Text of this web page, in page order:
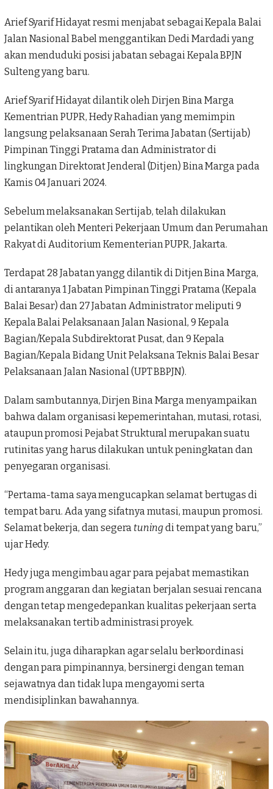
Arief Syarif Hidayat resmi menjabat sebagai Kepala Balai
Jalan Nasional Babel menggantikan Dedi Mardadi yang
akan menduduki posisi jabatan sebagai KepalaBPJN
Sultengyang baru.
Arief Syarif Hidayat dilantik oleh Dirjen Bina Marga
Kementrian PUPR, Hedy Rahadian yang memimpin
langsung pelaksanaan Serah Terima Jabatan (Sertijab)
Pimpinan Tinggi Pratama dan Administrator di
lingkungan Direktorat Jenderal (Ditjen) Bina Marga pada
Kamis 04 Januari 2024.
Sebelum melaksanakan Sertijab, telah dilakukan
pelantikan oleh Menteri Pekerjaan Umum dan Perumahan
Rakyat di Auditorium Kementerian PUPR, Jakarta.
Terdapat 28 Jabatan yangg dilantik di Ditjen Bina Marga,
di antaranya 1 Jabatan Pimpinan Tinggi Pratama (Kepala
Balai Besar) dan 27 Jabatan Administrator meliputi 9
Kepala Balai Pelaksanaan Jalan Nasional, 9 Kepala
Bagian/Kepala Subdirektorat Pusat, dan 9 Kepala
Bagian/Kepala Bidang Unit Pelaksana Teknis Balai Besar
Pelaksanaan Jalan Nasional (UPT BBPJN).
Dalam sambutannya, Dirjen Bina Marga menyampaikan
bahwa dalam organisasi kepemerintahan, mutasi, rotasi,
ataupun promosi Pejabat Struktural merupakan suatu
rutinitas yang harus dilakukan untuk peningkatan dan
penyegaran organisasi.
“Pertama-tama saya mengucapkan selamat bertugas di
tempat baru. Ada yang sifatnya mutasi, maupun promosi.
Selamat bekerja, dan segera tuningdi tempat yang baru,”
ujar Hedy.
Hedy juga mengimbau agar para pejabat memastikan
program anggaran dan kegiatan berjalan sesuai rencana
dengan tetap mengedepankan kualitas pekerjaan serta
melaksanakan tertib administrasi proyek.
Selain itu, juga diharapkan agar selalu berkoordinasi
dengan para pimpinannya, bersinergi dengan teman
sejawatnya dan tidak lupa mengayomi serta
mendisiplinkan bawahannya.